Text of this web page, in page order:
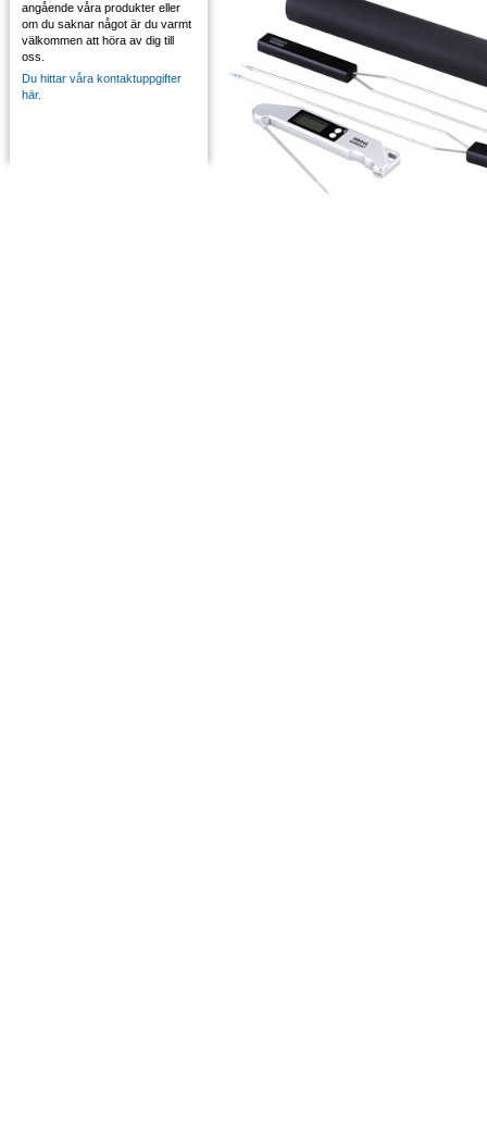
angående våra produkter eller
om du saknar något är du varmt
välkommen att höra av dig till
oss.
Du hittar våra kontaktuppgifter
här.